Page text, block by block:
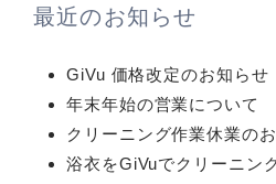
最近のお知らせ
GiVu 価格改定のお知らせ
年末年始の営業について
クリーニング作業休業の
浴衣をGiVuでクリーニン